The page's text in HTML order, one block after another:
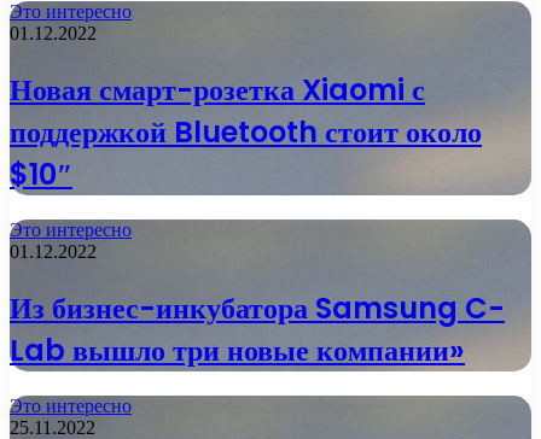
Это интересно
01.12.2022
Новая смарт-розетка Xiaomi с
поддержкой Bluetooth стоит около
$10″
Это интересно
01.12.2022
Из бизнес-инкубатора Samsung C-
Lab вышло три новые компании»
Это интересно
25.11.2022